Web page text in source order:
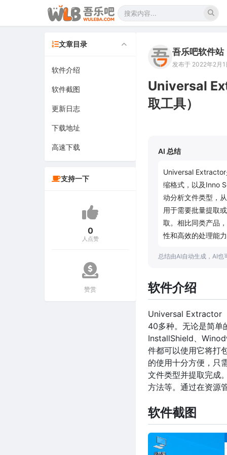
文章目录
软件介绍
软件截图
更新日志
下载地址
高速下载
支持一下
0
人点赞
赞赏
吾乐吧软件站
发布于 2022年2月1
Universal
取工具）
AI 总结
Universal Extractor
缩格式，以及Inno
动分析文件类型，
用于需要批量提取
取。相比同类产品
性和高效的处理能
总结由AI自动生成，AI也
软件介绍
Universal Extractor
40多种。无论是简
InstallShield、
件都可以使用它将打
的使用十分方便，只
文件类型并提取完成
方法等。通过在资源
软件截图